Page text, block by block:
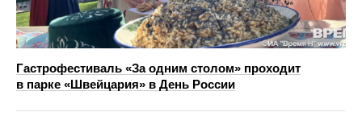
Гастрофестиваль «За одним столом» проходит
в парке «Швейцария» в День России